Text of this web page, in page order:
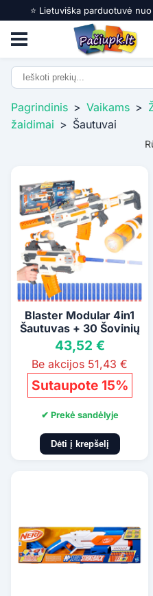
⭐️ Lietuviška parduotuvė
Pagrindinis > Vaikams >
žaidimai > Šautuvai
Blaster Modular 4in1
Šautuvas + 30 Šovinių
43,52 €
Be akcijos 51,43 €
Sutaupote 15%
✔ Prekė sandėlyje
Dėti į krepšelį